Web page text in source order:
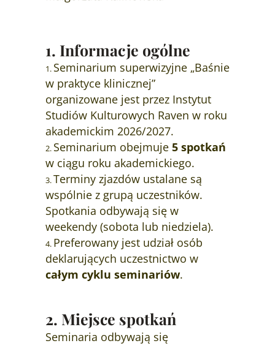
1. Informacje ogólne
Seminarium superwizyjne „Baśnie
w praktyce klinicznej”
organizowane jest przez Instytut
Studiów Kulturowych Raven w roku
akademickim 2026/2027.
Seminarium obejmuje 5 spotkań
w ciągu roku akademickiego.
Terminy zjazdów ustalane są
wspólnie z grupą uczestników.
Spotkania odbywają się w
weekendy (sobota lub niedziela).
Preferowany jest udział osób
deklarujących uczestnictwo w
całym cyklu seminariów.
2. Miejsce spotkań
Seminaria odbywają się